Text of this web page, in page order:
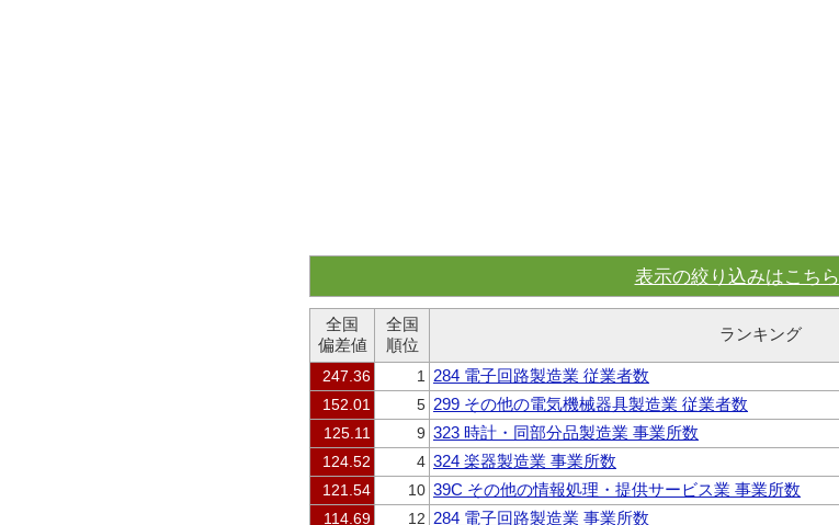
表示の絞り込みはこちら
全国
偏差値
全国
順位
ランキング
247.36 1 284 電子回路製造業 従業者数
152.01
5 299 その他の電気機械器具製造業 従業者数
125.11
9 323 時計・同部分品製造業 事業所数
124.52
4 324 楽器製造業 事業所数
121.54
10 39C その他の情報処理・提供サービス業 事業所数
114.69
12 284 電子回路製造業 事業所数